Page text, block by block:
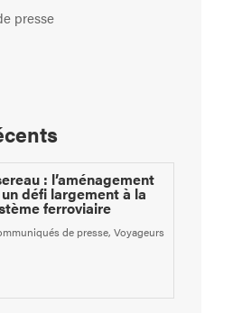
presse
: l’aménagement
défi largement à la
ferroviaire
de presse, Voyageurs